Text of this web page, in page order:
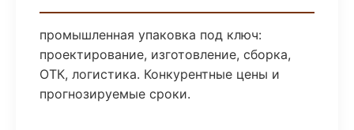
промышленная упаковка под ключ:
проектирование, изготовление, сборка,
ОТК, логистика. Конкурентные цены и
прогнозируемые сроки.